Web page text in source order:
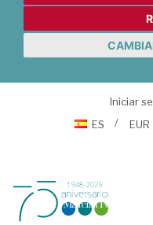
Iniciar
ES
EUR